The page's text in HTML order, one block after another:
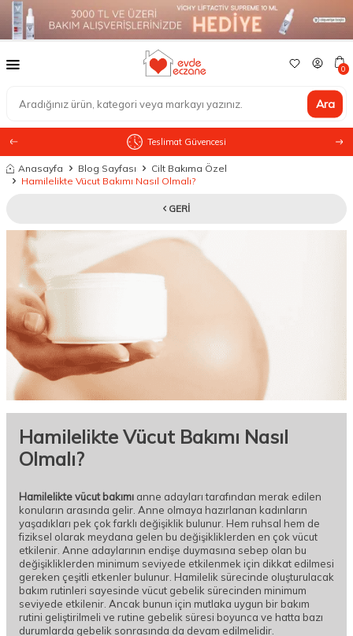
Ara
0
Teslimat Güvencesi
Anasayfa Blog Sayfası
Cilt Bakıma Özel
Hamilelikte Vücut Bakımı Nasıl Olmalı?
GERI
Hamilelikte Vücut Bakımı Nasıl
Olmalı?
Hamilelikte vücut bakımı anne adayları tarafından merak edilen
konuların arasında gelir. Anne olmaya hazırlanan kadınların
yaşadıkları pek çok farklı değişiklik bulunur. Hem ruhsal hem de
fiziksel olarak meydana gelen bu değişikliklerden en çok vücut
etkilenir. Anne adaylarının endişe duymasına sebep olan bu
değişikliklerden minimum seviyede etkilenmek için dikkat edilmesi
gereken çeşitli etkenler bulunur. Hamilelik sürecinde oluşturulacak
bakım rutinleri sayesinde vücut gebelik sürecinden minimum
seviyede etkilenir. Ancak bunun için mutlaka uygun bir bakım
rutini geliştirilmeli ve rutine gebelik süresi boyunca ve hatta bazı
durumlarda gebelik sonrasında da devam edilmelidir.